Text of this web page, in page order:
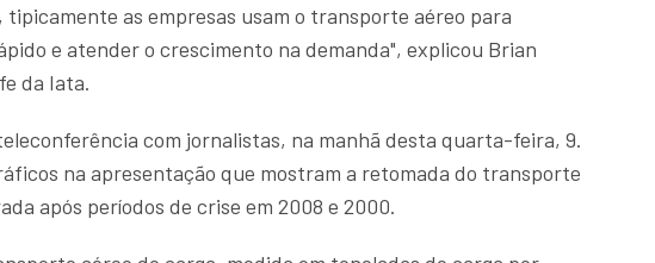
as empresas usam o transporte aéreo para
e atender o crescimento na demanda", explicou Brian
da Iata.
com jornalistas, na manhã desta quarta-feira, 9.
na apresentação que mostram a retomada do transporte
após períodos de crise em 2008 e 2000.